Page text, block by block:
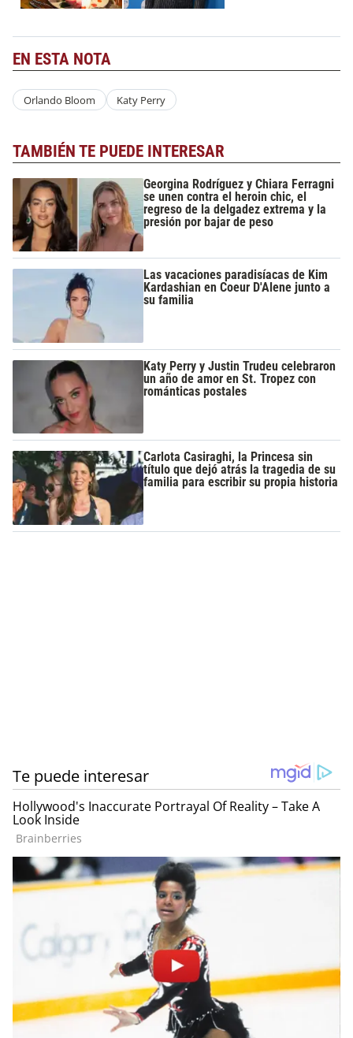
EN ESTA NOTA
Orlando Bloom Katy Perry
TAMBIÉN TE PUEDE INTERESAR
Georgina Rodríguez y Chiara Ferragni
se unen contra el heroin chic, el
regreso de la delgadez extrema y la
presión por bajar de peso
Las vacaciones paradisíacas de Kim
Kardashian en Coeur D'Alene junto a
su familia
Katy Perry y Justin Trudeu celebraron
un año de amor en St. Tropez con
románticas postales
Carlota Casiraghi, la Princesa sin
título que dejó atrás la tragedia de su
familia para escribir su propia historia